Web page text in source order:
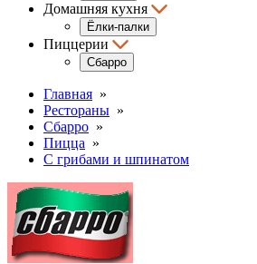
Домашняя кухня
Ёлки-палки
Пиццерии
Сбарро
Главная »
Рестораны »
Сбарро »
Пицца »
С грибами и шпинатом